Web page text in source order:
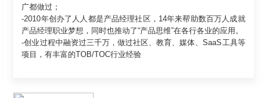
广都做过；
-2010年创办了人人都是产品经理社区，14年来帮助数百万人成就
产品经理职业梦想，同时也推动了“产品思维”在各行各业的应用。
-创业过程中融资过三千万，做过社区、教育、媒体、SaaS工具等
项目，有丰富的TOB/TOC行业经验